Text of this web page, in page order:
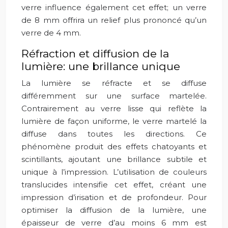
verre influence également cet effet; un verre
de 8 mm offrira un relief plus prononcé qu’un
verre de 4 mm.
Réfraction et diffusion de la
lumière: une brillance unique
La lumière se réfracte et se diffuse
différemment sur une surface martelée.
Contrairement au verre lisse qui reflète la
lumière de façon uniforme, le verre martelé la
diffuse dans toutes les directions. Ce
phénomène produit des effets chatoyants et
scintillants, ajoutant une brillance subtile et
unique à l’impression. L’utilisation de couleurs
translucides intensifie cet effet, créant une
impression d’irisation et de profondeur. Pour
optimiser la diffusion de la lumière, une
épaisseur de verre d’au moins 6 mm est